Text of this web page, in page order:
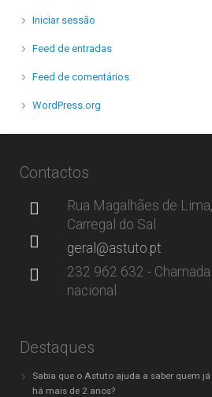
Iniciar sessão
Feed de entradas
Feed de comentários
WordPress.org
Contactos
Rua Magalhães de
Carregal do Sal
geral@astuto.pt
232 962 632 -
nacional
Destaques
Sabia que o Astuto ajuda a saber quem
há mais de 2 anos?